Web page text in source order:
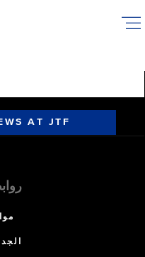
AT JTF